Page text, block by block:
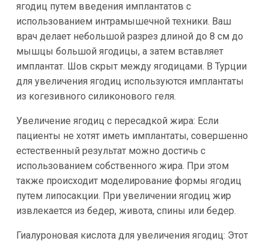
ягодиц путем введения имплантатов с
использованием интрамышечной техники. Ваш
врач делает небольшой разрез длиной до 8 см до
мышцы большой ягодицы, а затем вставляет
имплантат. Шов скрыт между ягодицами. В Турции
для увеличения ягодиц используются имплантаты
из когезивного силиконового геля.
Увеличение ягодиц с пересадкой жира: Если
пациенты не хотят иметь имплантаты, совершенно
естественный результат можно достичь с
использованием собственного жира. При этом
также происходит моделирование формы ягодиц
путем липосакции. При увеличении ягодиц жир
извлекается из бедер, живота, спины или бедер.
Гиалуроновая кислота для увеличения ягодиц: Этот